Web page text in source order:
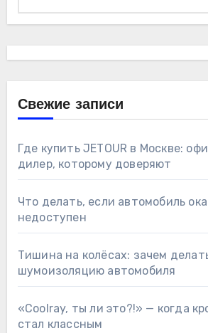
Свежие записи
Где купить JETOUR в Москве:
дилер, которому доверяют
Что делать, если автомобиль
недоступен
Тишина на колёсах: зачем
шумоизоляцию автомобиля
«Coolray, ты ли это?!» — когда
стал классным